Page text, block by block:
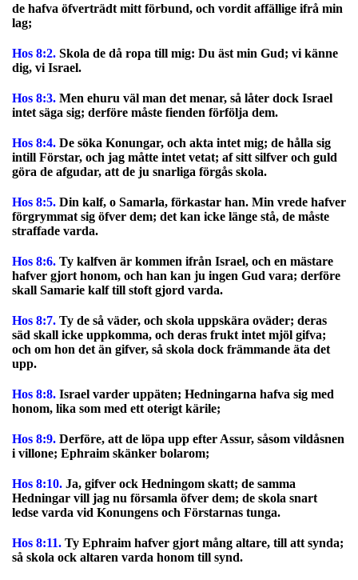
de hafva öfverträdt mitt förbund, och vordit affällige ifrå min
lag;
Hos 8:2. Skola de då ropa till mig: Du äst min Gud; vi känne
dig, vi Israel.
Hos 8:3. Men ehuru väl man det menar, så låter dock Israel
intet säga sig; derföre måste fienden förfölja dem.
Hos 8:4. De söka Konungar, och akta intet mig; de hålla sig
intill Förstar, och jag måtte intet vetat; af sitt silfver och guld
göra de afgudar, att de ju snarliga förgås skola.
Hos 8:5. Din kalf, o Samarla, förkastar han. Min vrede hafver
förgrymmat sig öfver dem; det kan icke länge stå, de måste
straffade varda.
Hos 8:6. Ty kalfven är kommen ifrån Israel, och en mästare
hafver gjort honom, och han kan ju ingen Gud vara; derföre
skall Samarie kalf till stoft gjord varda.
Hos 8:7. Ty de så väder, och skola uppskära oväder; deras
säd skall icke uppkomma, och deras frukt intet mjöl gifva;
och om hon det än gifver, så skola dock främmande äta det
upp.
Hos 8:8. Israel varder uppäten; Hedningarna hafva sig med
honom, lika som med ett oterigt kärile;
Hos 8:9. Derföre, att de löpa upp efter Assur, såsom vildåsnen
i villone; Ephraim skänker bolarom;
Hos 8:10. Ja, gifver ock Hedningom skatt; de samma
Hedningar vill jag nu församla öfver dem; de skola snart
ledse varda vid Konungens och Förstarnas tunga.
Hos 8:11. Ty Ephraim hafver gjort mång altare, till att synda;
så skola ock altaren varda honom till synd.